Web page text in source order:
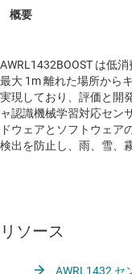
AWRL1432BOOST は低
最大 1m 離れた場所から
実現しており、評価と開
ャ認識機械学習対応セン
ドウェアとソフトウェア
検出を防止し、雨、雪、
リソース
AWRL1432 セ